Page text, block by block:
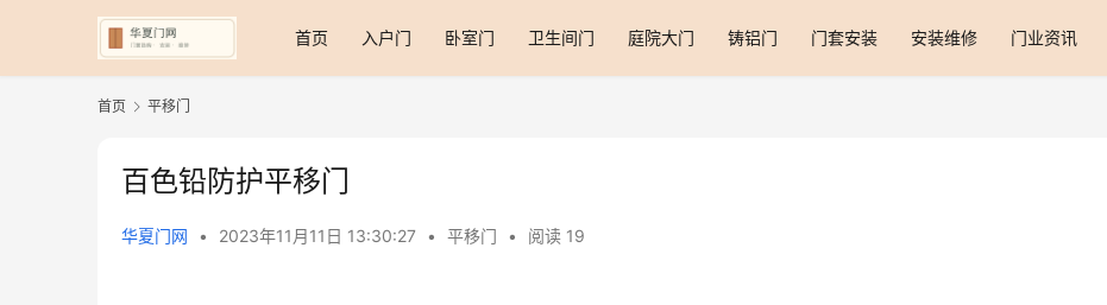
首页 入户门 卧室门 卫生间门 庭院大门 铸铝门 门套安装 安装维修 门业资讯
首页 平移门
百色铅防护平移门
华夏门网 • 2023年11月11日 13:30:27 • 平移门 • 阅读 19